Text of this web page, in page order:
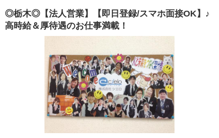
◎栃木◎【法人営業】【即日登録/スマホ面接OK】♪
高時給＆厚待遇のお仕事満載！